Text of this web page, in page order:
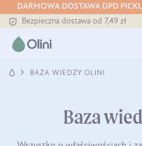
DARMOWA DOSTAWA DPD
Tłoczony zawsze na zimno
Bezpieczna dostawa od 7,49 zł
Tłoczony zawsze na zimno
BAZA WIEDZY OLINI
Baza